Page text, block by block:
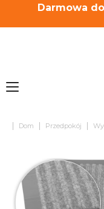
Darmowa
| Dom | Przedpokój |